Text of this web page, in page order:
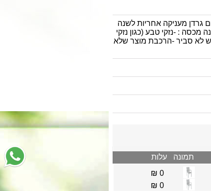
גרדן מעניקה אחריות לשנה
מכסה : -נזקי טבע (כגון נזקי
לא סביר -הרכבת מוצר שלא
תמונה
עלות
0 ₪
0 ₪